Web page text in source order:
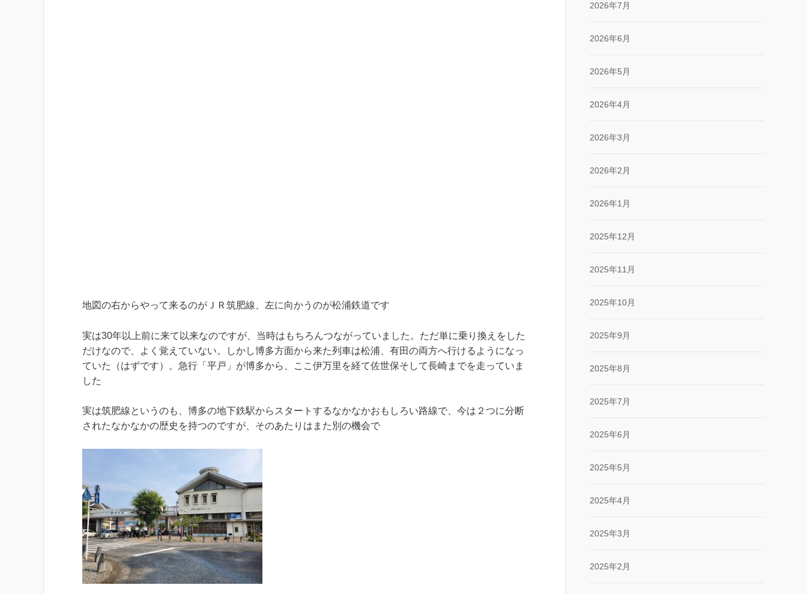
地図の右からやって来るのがＪＲ筑肥線、左に向かうのが松浦鉄道です
実は30年以上前に来て以来なのですが、当時はもちろんつながっていました。ただ単に乗り換えをした
だけなので、よく覚えていない。しかし博多方面から来た列車は松浦、有田の両方へ行けるようになっ
ていた（はずです）。急行「平戸」が博多から、ここ伊万里を経て佐世保そして長崎までを走っていま
した
実は筑肥線というのも、博多の地下鉄駅からスタートするなかなかおもしろい路線で、今は２つに分断
されたなかなかの歴史を持つのですが、そのあたりはまた別の機会で
2026年7月
2026年6月
2026年5月
2026年4月
2026年3月
2026年2月
2026年1月
2025年12月
2025年11月
2025年10月
2025年9月
2025年8月
2025年7月
2025年6月
2025年5月
2025年4月
2025年3月
2025年2月